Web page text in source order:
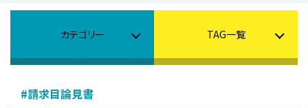
#請求目論見書
カテゴリー TAG一覧